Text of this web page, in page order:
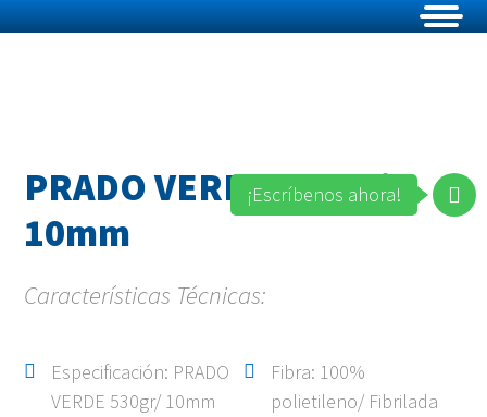
¡Escríbenos ahora!
PRADO VERDE 530gr/
10mm
Características Técnicas:
Especificación: PRADO
VERDE 530gr/ 10mm
Fibra: 100%
polietileno/ Fibrilada